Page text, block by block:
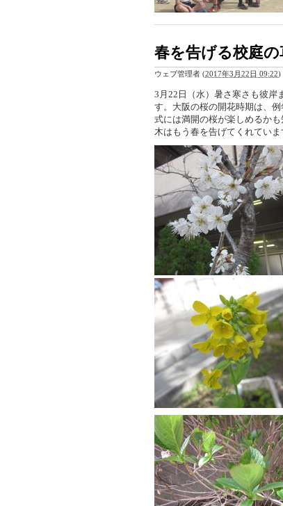
春を告げる校庭の
ウェブ管理者 (2017年3月22日 09:22)
3月22日（水）暑さ寒さも彼岸
す。大阪の桜の開花時期は、
式には満開の桜が楽しめるか
木はもう春を告げてくれていま